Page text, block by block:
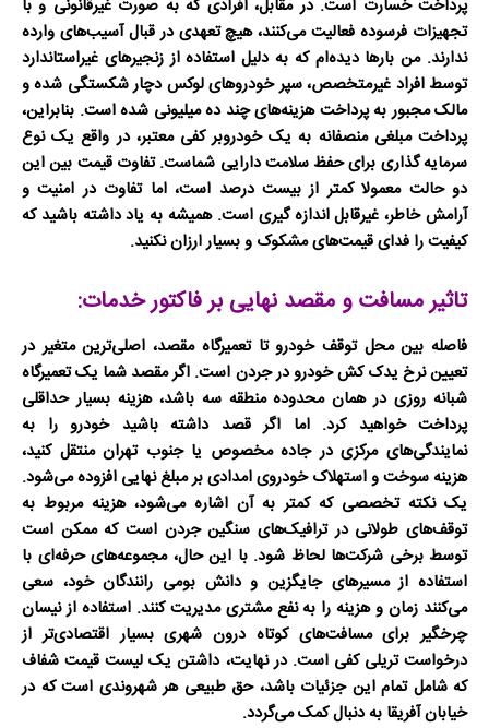
پرداخت خسارت است. در مقابل، افرادی که به صورت غیرقانونی و با
تجهیزات فرسوده فعالیت می‌کنند، هیچ تعهدی در قبال آسیب‌های وارده
ندارند. من بارها دیده‌ام که به دلیل استفاده از زنجیرهای غیراستاندارد
توسط افراد غیرمتخصص، سپر خودروهای لوکس دچار شکستگی شده و
مالک مجبور به پرداخت هزینه‌های چند ده میلیونی شده است. بنابراین،
پرداخت مبلغی منصفانه به یکخودروبر کفی معتبر، در واقع یک نوع
سرمایه گذاری برای حفظ سلامت دارایی شماست. تفاوت قیمت بین این
دو حالت معمولا کمتر از بیست درصد است، اما تفاوت در امنیت و
آرامش خاطر، غیرقابل اندازه گیری است. همیشه به یاد داشته باشید که
کیفیت را فدای قیمت‌های مشکوک و بسیار ارزان نکنید.
تاثیر مسافت و مقصد نهایی بر فاکتور خدمات:
فاصله بین محل توقف خودرو تا تعمیرگاه مقصد، اصلی‌ترین متغیر در
تعیین نرخیدک کش خودرو در جردن است. اگر مقصد شما یکتعمیرگاه
شبانه روزیدر همان محدوده منطقه سه باشد، هزینه بسیار حداقلی
پرداخت خواهید کرد. اما اگر قصد داشته باشید خودرو را به
نمایندگی‌های مرکزی در جاده مخصوص یا جنوب تهران منتقل کنید،
هزینه سوخت و استهلاک خودروی امدادی بر مبلغ نهایی افزوده می‌شود.
یک نکته تخصصی که کمتر به آن اشاره می‌شود، هزینه مربوط به
توقف‌های طولانی در ترافیک‌های سنگین جردن است که ممکن است
توسط برخی شرکت‌ها لحاظ شود. با این حال، مجموعه‌های حرفه‌ای با
استفاده از مسیرهای جایگزین و دانش بومی رانندگان خود، سعی
می‌کنند زمان و هزینه را به نفع مشتری مدیریت کنند. استفاده ازنیسان
چرخگیر برای مسافت‌های کوتاه درون شهری بسیار اقتصادی‌تر از
درخواست تریلی کفی است. در نهایت، داشتن یک لیست قیمت شفاف
که شامل تمام این جزئیات باشد، حق طبیعی هر شهروندی است که در
خیابان آفریقا به دنبال کمک می‌گردد.